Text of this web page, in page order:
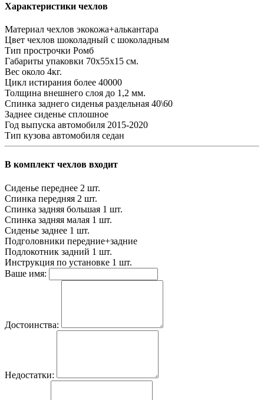
Характеристики чехлов
Материал чехлов экокожа+алькантара
Цвет чехлов шоколадный с шоколадным
Тип прострочки Ромб
Габариты упаковки 70х55х15 см.
Вес около 4кг.
Цикл истирания более 40000
Толщина внешнего слоя до 1,2 мм.
Спинка заднего сиденья раздельная 40\60
Заднее сиденье сплошное
Год выпуска автомобиля 2015-2020
Тип кузова автомобиля седан
В комплект чехлов входит
Сиденье переднее 2 шт.
Спинка передняя 2 шт.
Спинка задняя большая 1 шт.
Спинка задняя малая 1 шт.
Сиденье заднее 1 шт.
Подголовники передние+задние
Подлокотник задний 1 шт.
Инструкция по установке 1 шт.
Ваше имя:
Достоинства:
Недостатки: